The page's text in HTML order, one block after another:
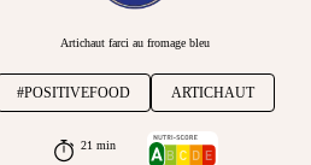
Artichaut farci au fromage bleu
#POSITIVEFOOD ARTICHAUT
21 min